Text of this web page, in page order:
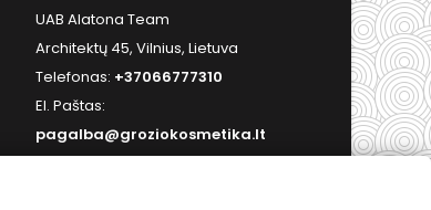
UAB Alatona Team
Architektų 45, Vilnius, Lietuva
Telefonas: +37066777310
El. Paštas:
pagalba@groziokosmetika.lt